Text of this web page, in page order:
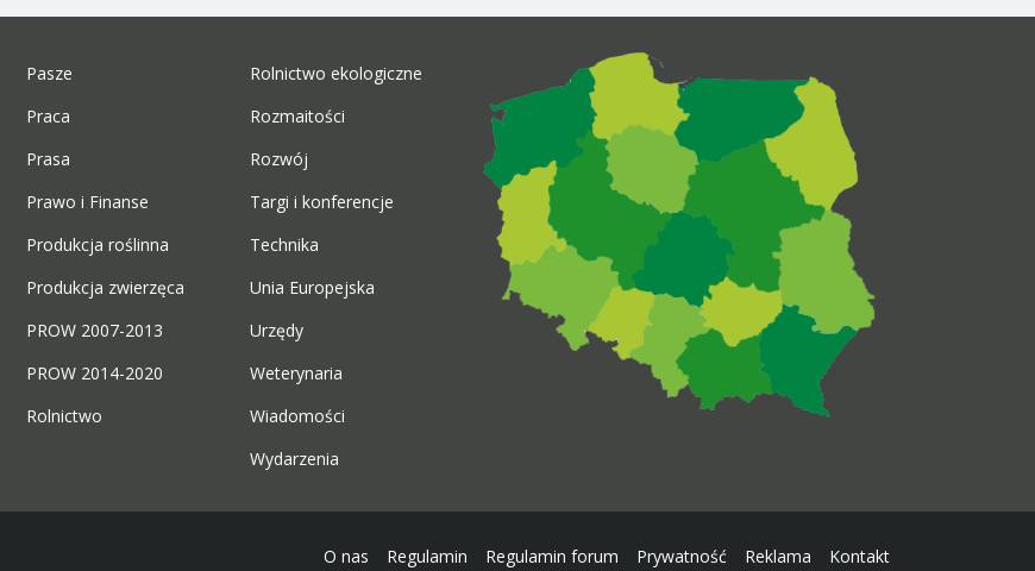
Pasze
Praca
Prasa
Prawo i Finanse
Produkcja roślinna
Produkcja zwierzęca
PROW 2007-2013
PROW 2014-2020
Rolnictwo
Rolnictwo ekologiczne
Rozmaitości
Rozwój
Targi i konferencje
Technika
Unia Europejska
Urzędy
Weterynaria
Wiadomości
Wydarzenia
Kontakt
Reklama
Prywatność
Regulamin forum
Regulamin
O nas